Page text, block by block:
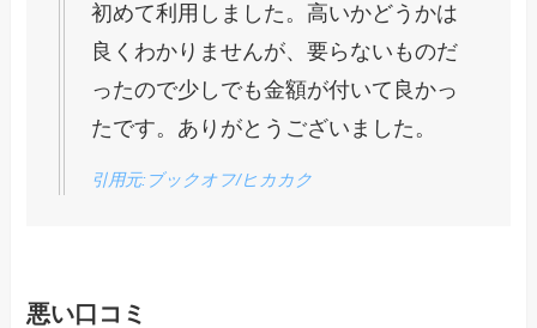
初めて利用しました。高いかどうかは
良くわかりませんが、要らないものだ
ったので少しでも金額が付いて良かっ
たです。ありがとうございました。
引用元:ブックオフ/ヒカカク
悪い口コミ